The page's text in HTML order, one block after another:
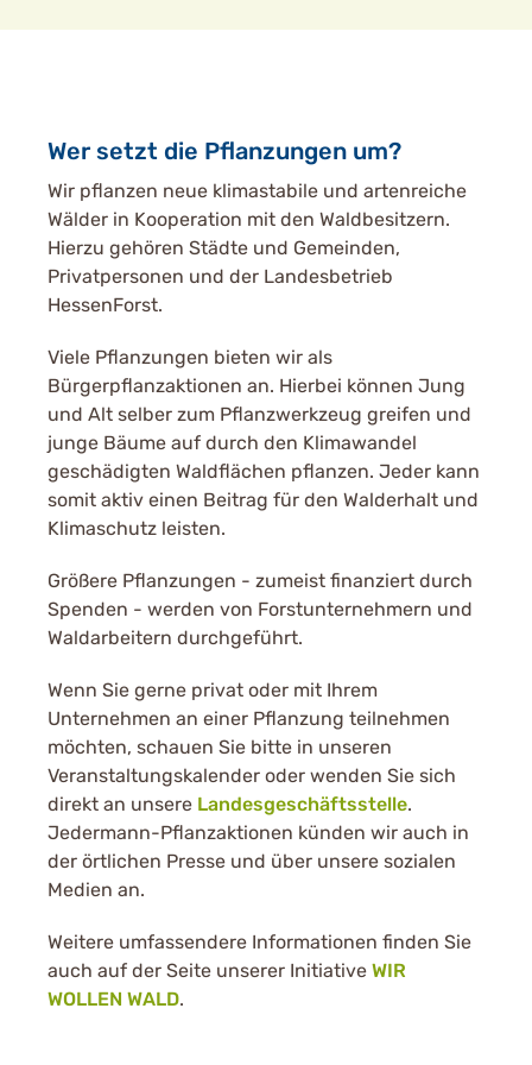
Wer setzt die Pflanzungen um?
Wir pflanzen neue klimastabile und artenreiche
Wälder in Kooperation mit den Waldbesitzern.
Hierzu gehören Städte und Gemeinden,
Privatpersonen und der Landesbetrieb
HessenForst.
Viele Pflanzungen bieten wir als
Bürgerpflanzaktionen an. Hierbei können Jung
und Alt selber zum Pflanzwerkzeug greifen und
junge Bäume auf durch den Klimawandel
geschädigten Waldflächen pflanzen. Jeder kann
somit aktiv einen Beitrag für den Walderhalt und
Klimaschutz leisten.
Größere Pflanzungen - zumeist finanziert durch
Spenden - werden von Forstunternehmern und
Waldarbeitern durchgeführt.
Wenn Sie gerne privat oder mit Ihrem
Unternehmen an einer Pflanzung teilnehmen
möchten, schauen Sie bitte in unseren
Veranstaltungskalender oder wenden Sie sich
direkt an unsere Landesgeschäftsstelle.
Jedermann-Pflanzaktionen künden wir auch in
der örtlichen Presse und über unsere sozialen
Medien an.
Weitere umfassendere Informationen finden Sie
auch auf der Seite unserer Initiative WIR
WOLLEN WALD.